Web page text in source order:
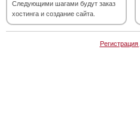
Следующими шагами будут заказ
хостинга и создание сайта.